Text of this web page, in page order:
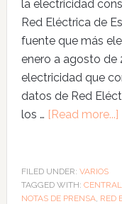
la electricidad
Red Eléctrica de
fuente que más
enero a agosto de
electricidad que
datos de Red
los … [Read more...]
FILED UNDER: VARIOS
TAGGED WITH:
NOTAS DE PRENSA, RED